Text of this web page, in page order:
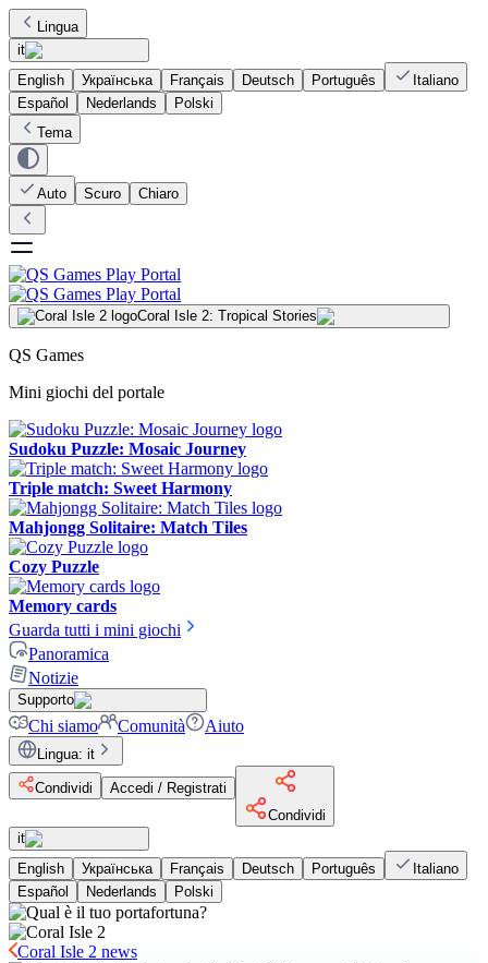
Lingua
it
English
Українська Français Deutsch Português
Italiano
Español
Nederlands
Polski
Tema
Auto Scuro Chiaro
Coral Isle 2: Tropical Stories
QS Games
Mini giochi del portale
Sudoku Puzzle: Mosaic Journey
Triple match: Sweet Harmony
Mahjongg Solitaire: Match Tiles
Cozy Puzzle
Memory cards
Guarda tutti i mini giochi
Panoramica
Notizie
Supporto
Chi siamo Comunità Aiuto
Lingua: it
Condividi
Accedi / Registrati
Condividi
it
English
Українська Français Deutsch Português
Italiano
Español
Nederlands Polski
Coral Isle 2 news